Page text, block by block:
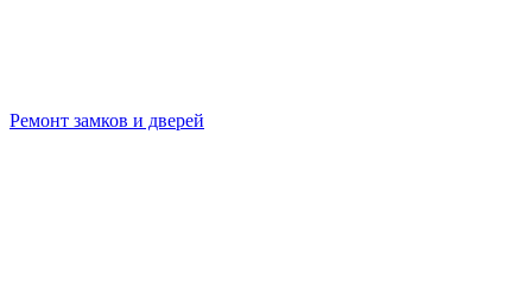
Ремонт замков и дверей